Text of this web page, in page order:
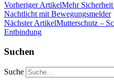
Vorheriger ArtikelMehr
Nachtlicht mit Bewegungsmelder
Nächster ArtikelMutterschutz –
Entbindung
Suchen
Suche